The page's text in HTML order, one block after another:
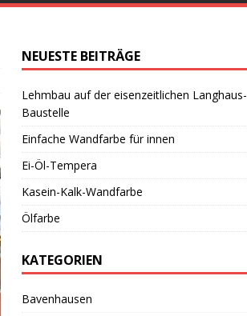
NEUESTE BEITRÄGE
Lehmbau auf der eisenzeitlichen Langhaus-
Baustelle
Einfache Wandfarbe für innen
Ei-Öl-Tempera
Kasein-Kalk-Wandfarbe
Ölfarbe
KATEGORIEN
Bavenhausen